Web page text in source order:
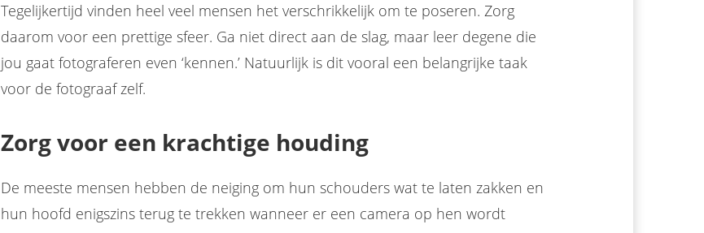
Tegelijkertijd vinden heel veel mensen het verschrikkelijk om te poseren. Zorg
daarom voor een prettige sfeer. Ga niet direct aan de slag, maar leer degene die
jou gaat fotograferen even ‘kennen.’ Natuurlijk is dit vooral een belangrijke taak
voor de fotograaf zelf.
Zorg voor een krachtige houding
De meeste mensen hebben de neiging om hun schouders wat te laten zakken en
hun hoofd enigszins terug te trekken wanneer er een camera op hen wordt